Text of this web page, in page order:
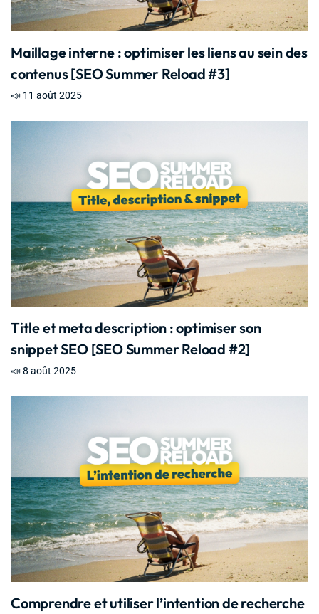
Maillage interne : optimiser les liens au sein des
contenus [SEO Summer Reload #3]
📣 11 août 2025
Title et meta description : optimiser son
snippet SEO [SEO Summer Reload #2]
📣 8 août 2025
Comprendre et utiliser l’intention de recherche